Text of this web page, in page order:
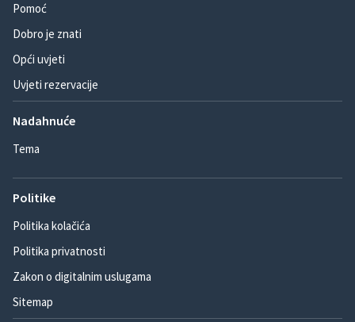
Pomoć
Dobro je znati
Opći uvjeti
Uvjeti rezervacije
Nadahnuće
Tema
Politike
Politika kolačića
Politika privatnosti
Zakon o digitalnim uslugama
Sitemap